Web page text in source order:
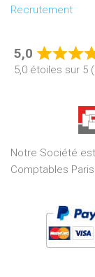
Recrutement
5,0
of
5
5,0 étoiles sur 5
Notre Société
Comptables Paris